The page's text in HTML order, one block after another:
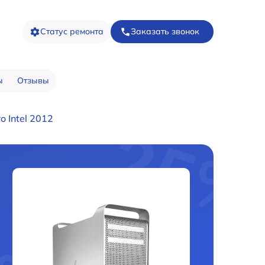
Статус ремонта Заказать звонок
Отзывы
Intel 2012